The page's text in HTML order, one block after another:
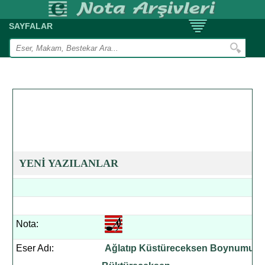
SAYFALAR
YENİ YAZILANLAR
Nota:
Eser Adı:
Ağlatıp Küstüreceksen Boynumu